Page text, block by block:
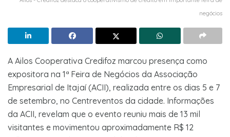
negócios
A Ailos Cooperativa Credifoz marcou presença como
expositora na 1ª Feira de Negócios da Associação
Empresarial de Itajaí (ACII), realizada entre os dias 5 e 7
de setembro, no Centreventos da cidade. Informações
da ACII, revelam que o evento reuniu mais de 13 mil
visitantes e movimentou aproximadamente R$ 12